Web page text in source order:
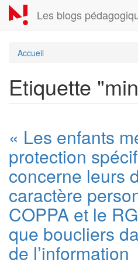
Aller
au
contenu
Les blogs
Accueil
Etiquette
« Les enfants
protection
concerne leurs
caractère
COPPA et le
que boucliers
de l’information